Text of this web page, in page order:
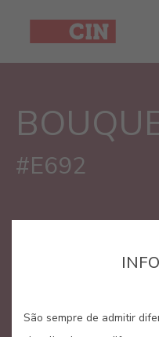
Cor
Bouquet
#E692
São sempre de admitir